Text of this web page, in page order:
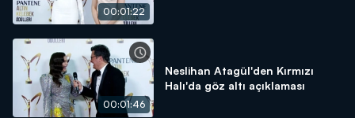
00:01:22
00:01:46
Neslihan Atagül'den Kırmızı
Halı'da göz altı açıklaması